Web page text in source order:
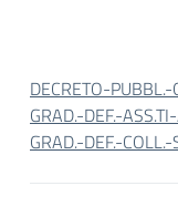
DECRETO-PUBBL.-
GRAD.-DEF.-ASS.TI-
GRAD.-DEF.-COLL.-